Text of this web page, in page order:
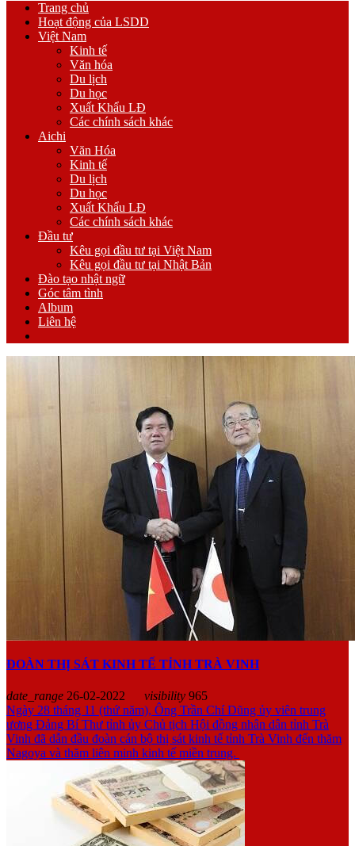
Trang chủ
Hoạt động của LSDD
Việt Nam
Kinh tế
Văn hóa
Du lịch
Du học
Xuất Khẩu LĐ
Các chính sách khác
Aichi
Văn Hóa
Kinh tế
Du lịch
Du học
Xuất Khẩu LĐ
Các chính sách khác
Đầu tư
Kêu gọi đầu tư tại Việt Nam
Kêu gọi đầu tư tại Nhật Bản
Đào tạo nhật ngữ
Góc tâm tình
Album
Liên hệ
ĐOÀN THỊ SÁT KINH TẾ TỈNH TRÀ VINH
date_range 26-02-2022 visibility 965
Ngày 28 tháng 11 (thứ năm), Ông Trần Chí Dũng ủy viên trung
ương Đảng Bí Thư tỉnh ủy Chủ tịch Hội đồng nhân dân tỉnh Trà
Vinh đã dẫn đầu đoàn cán bộ thị sát kinh tế tỉnh Trà Vinh đến thăm
Nagoya và thăm liên minh kinh tế miền trung.